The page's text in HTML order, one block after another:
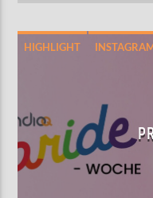
HIGHLIGHT